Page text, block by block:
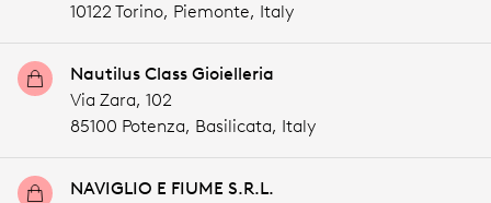
10122 Torino, Piemonte, Italy
Nautilus Class Gioielleria
Via Zara, 102
85100 Potenza, Basilicata, Italy
NAVIGLIO E FIUME S.R.L.